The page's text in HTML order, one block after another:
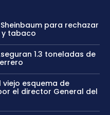
para rechazar
y tabaco
1.3 toneladas de
esquema de
el director General del